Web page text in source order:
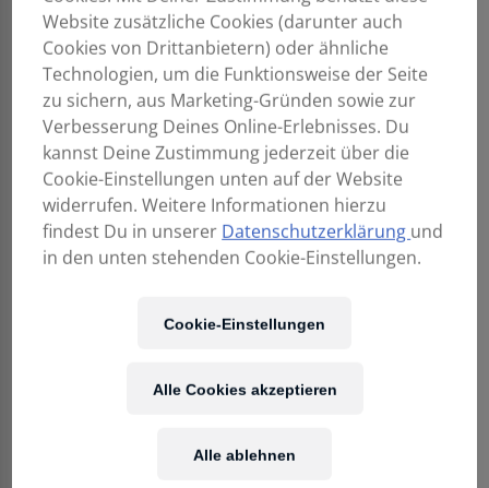
24,90€
zzgl.Versand
Nicht vorrätig
Website zusätzliche Cookies (darunter auch
Cookies von Drittanbietern) oder ähnliche
Technologien, um die Funktionsweise der Seite
zu sichern, aus Marketing-Gründen sowie zur
Verbesserung Deines Online-Erlebnisses. Du
kannst Deine Zustimmung jederzeit über die
Cookie-Einstellungen unten auf der Website
widerrufen. Weitere Informationen hierzu
findest Du in unserer Datenschutzerklärung und
in den unten stehenden Cookie-Einstellungen.
Cookie-Einstellungen
Alle ablehnen
Alle Cookies akzeptieren